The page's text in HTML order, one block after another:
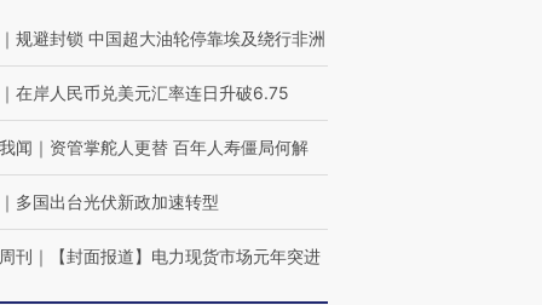
｜ 规避封锁 中国超大油轮停靠埃及绕行非洲
｜ 在岸人民币兑美元汇率连日升破6.75
闻 ｜ 资管掌舵人更替 百年人寿僵局何解
｜ 多国出台光伏新政加速转型
刊 ｜ 【封面报道】电力现货市场元年突进